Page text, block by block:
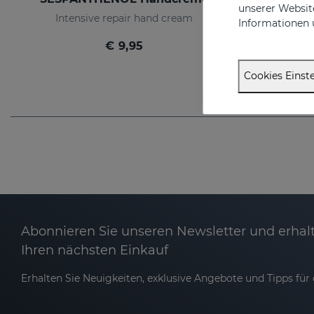
Intensive repair hand cream
€ 9,95
Abonnieren Sie unseren Newsletter und
Ihren nächsten Einkauf
Erhalten Sie Neuigkeiten, exklusive Angebote und Tipps für
unserer
Informationen
Cookies